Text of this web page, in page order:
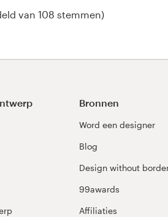
van 108 stemmen)
Bronnen
Word een designer
Blog
Design without
99awards
Affiliaties